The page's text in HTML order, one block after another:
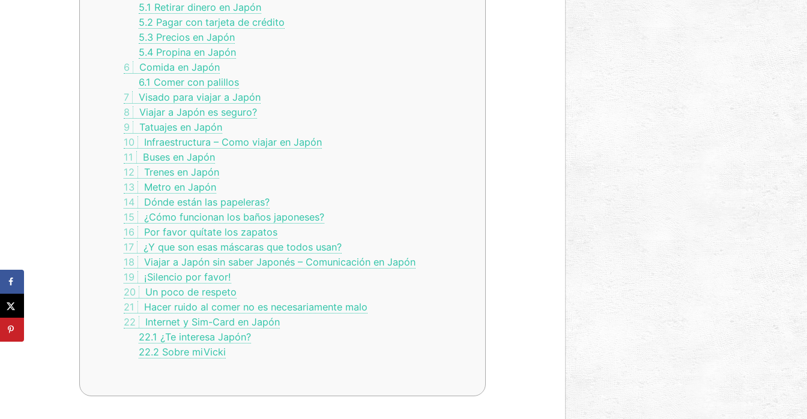
5.1 Retirar dinero en Japón
5.2 Pagar con tarjeta de crédito
5.3Precios en Japón
5.4Propina en Japón
6
Comida en Japón
6.1 Comer con palillos
7
Visado para viajar a Japón
8
Viajar a Japón es seguro?
9
Tatuajes en Japón
10
Infraestructura – Como viajar en Japón
11
Buses en Japón
12
Trenes en Japón
13
Metro en Japón
14
Dónde están las papeleras?
15
¿Cómo funcionan los baños japoneses?
16
Por favor quítate los zapatos
17
¿Y que son esas máscaras que todos usan?
18
Viajar a Japón sin saber Japonés – Comunicación en Japón
19
¡Silencio por favor!
20
Un poco de respeto
21
Hacer ruido al comer no es necesariamente malo
22
Internet y Sim-Card en Japón
22.1 ¿Te interesa Japón?
22.2 Sobre miVicki